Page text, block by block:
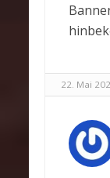
22. Mai